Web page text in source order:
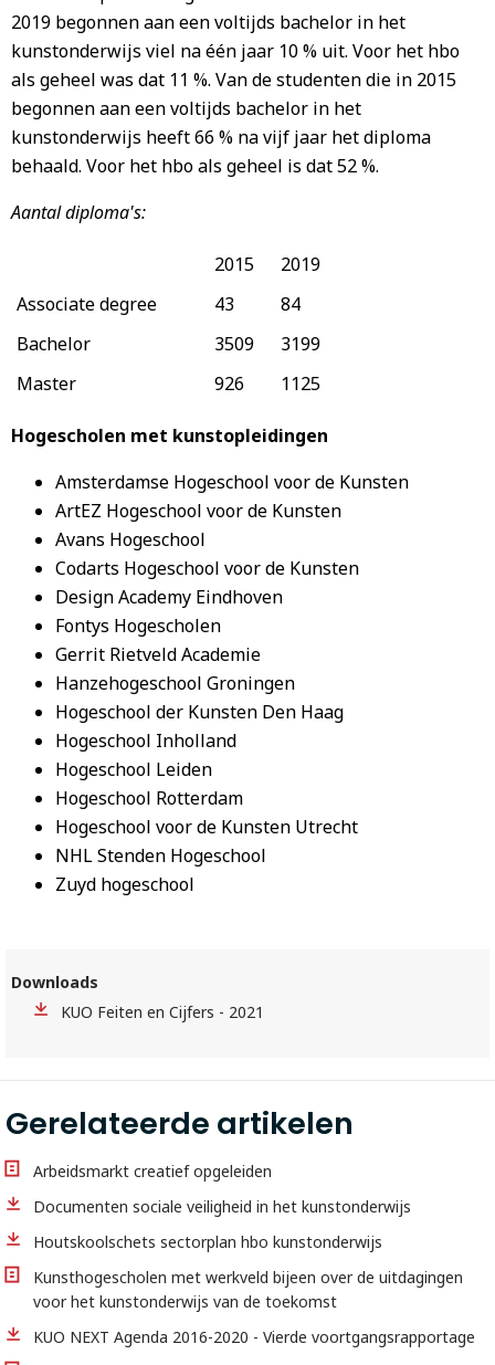
2019 begonnen aan een voltijds bachelor in het
kunstonderwijs viel na één jaar 10 % uit. Voor het hbo
als geheel was dat 11 %. Van de studenten die in 2015
begonnen aan een voltijds bachelor in het
kunstonderwijs heeft 66 % na vijf jaar het diploma
behaald. Voor het hbo als geheel is dat 52 %.
Aantal diploma's:
2015
2019
Associate degree
43
84
Bachelor
3509
3199
Master
926 1125
Hogescholen met kunstopleidingen
Amsterdamse Hogeschool voor de Kunsten
ArtEZ Hogeschool voor de Kunsten
Avans Hogeschool
Codarts Hogeschool voor de Kunsten
Design Academy Eindhoven
Fontys Hogescholen
Gerrit Rietveld Academie
Hanzehogeschool Groningen
Hogeschool der Kunsten Den Haag
Hogeschool Inholland
Hogeschool Leiden
Hogeschool Rotterdam
Hogeschool voor de Kunsten Utrecht
NHL Stenden Hogeschool
Zuyd hogeschool
Downloads
KUO Feiten en Cijfers - 2021
Gerelateerde artikelen
Arbeidsmarkt creatief opgeleiden
Documenten sociale veiligheid in het kunstonderwijs
Houtskoolschets sectorplan hbo kunstonderwijs
Kunsthogescholen met werkveld bijeen over de uitdagingen
voor het kunstonderwijs van de toekomst
KUO NEXT Agenda 2016-2020 - Vierde voortgangsrapportage